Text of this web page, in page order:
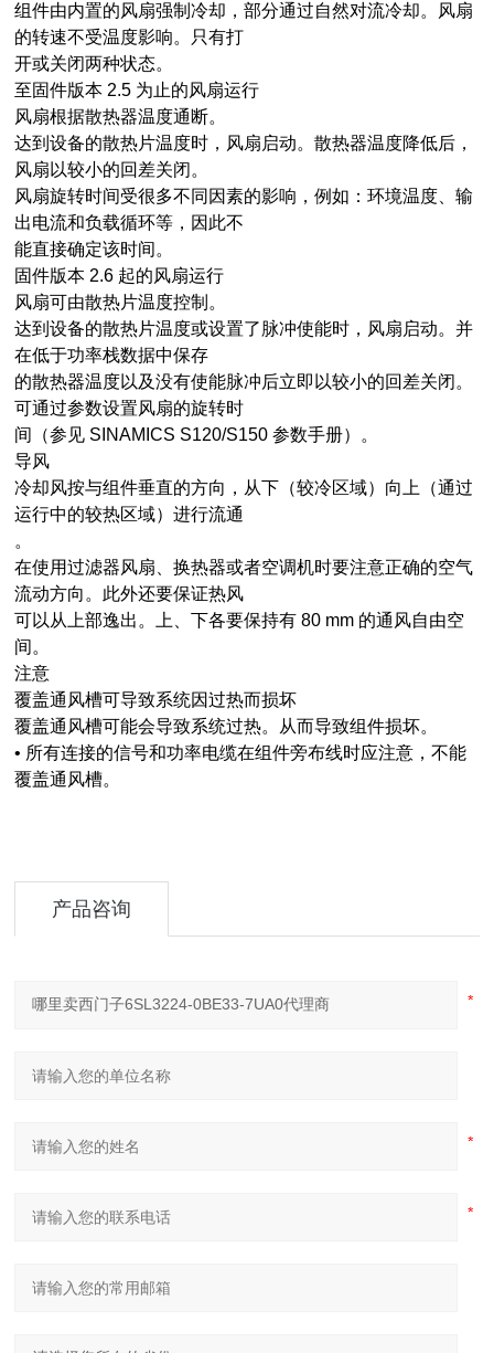
组件由内置的风扇强制冷却，部分通过自然对流冷却。风扇
的转速不受温度影响。只有打
开或关闭两种状态。
至固件版本 2.5 为止的风扇运行
风扇根据散热器温度通断。
达到设备的散热片温度时，风扇启动。散热器温度降低后，
风扇以较小的回差关闭。
风扇旋转时间受很多不同因素的影响，例如：环境温度、输
出电流和负载循环等，因此不
能直接确定该时间。
固件版本 2.6 起的风扇运行
风扇可由散热片温度控制。
达到设备的散热片温度或设置了脉冲使能时，风扇启动。并
在低于功率栈数据中保存
的散热器温度以及没有使能脉冲后立即以较小的回差关闭。
可通过参数设置风扇的旋转时
间（参见 SINAMICS S120/S150 参数手册）。
导风
冷却风按与组件垂直的方向，从下（较冷区域）向上（通过
运行中的较热区域）进行流通
。
在使用过滤器风扇、换热器或者空调机时要注意正确的空气
流动方向。此外还要保证热风
可以从上部逸出。上、下各要保持有 80 mm 的通风自由空
间。
注意
覆盖通风槽可导致系统因过热而损坏
覆盖通风槽可能会导致系统过热。从而导致组件损坏。
• 所有连接的信号和功率电缆在组件旁布线时应注意，不能
覆盖通风槽。
产品咨询